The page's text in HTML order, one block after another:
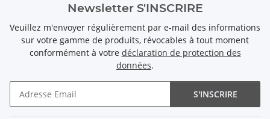
Newsletter S'INSCRIRE
Veuillez m'envoyer régulièrement par e-mail des informations
sur votre gamme de produits, révocables à tout moment
conformément à votre déclaration de protection des
données.
S'INSCRIRE